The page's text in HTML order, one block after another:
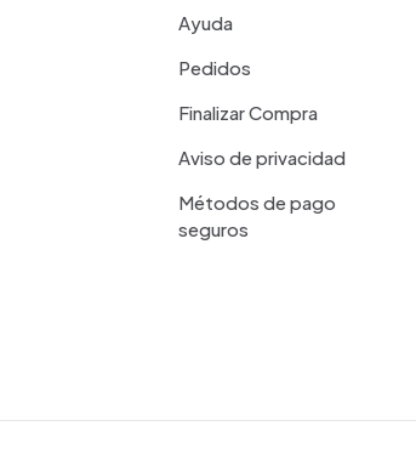
Ayuda
Pedidos
Finalizar Compra
Aviso de privacidad
Métodos de pago
seguros